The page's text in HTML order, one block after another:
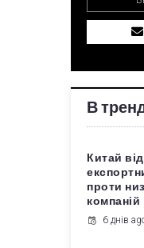
В
Китай
проти
компаній
6 днів